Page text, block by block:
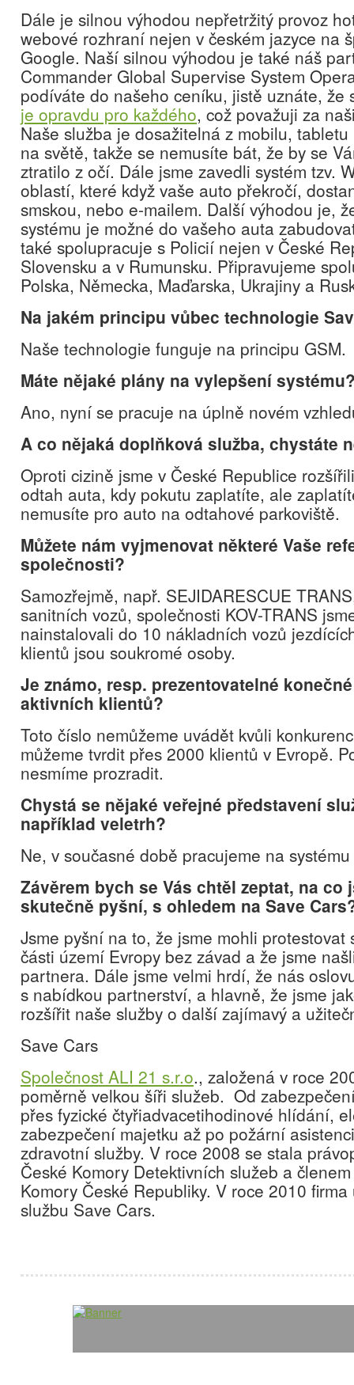
Dále je silnou výhodou nepřetržitý provoz
webové rozhraní nejen v českém jazyce na
Google. Naší silnou výhodou je také náš
Commander Global Supervise System
podíváte do našeho ceníku, jistě uznáte, že
je opravdu pro každého, což považuji za
Naše služba je dosažitelná z mobilu,
na světě, takže se nemusíte bát, že by se
ztratilo z očí. Dále jsme zavedli systém tzv.
oblastí, které když vaše auto překročí,
smskou, nebo e-mailem. Další výhodou je,
systému je možné do vašeho auta
také spolupracuje s Policií nejen v České
Slovensku a v Rumunsku. Připravujeme
Polska, Německa, Maďarska, Ukrajiny a
Na jakém principu vůbec technologie
Naše technologie funguje na principu GSM.
Máte nějaké plány na vylepšení
Ano, nyní se pracuje na úplně novém
A co nějaká doplňková služba, chystáte
Oproti cizině jsme v České Republice
odtah auta, kdy pokutu zaplatíte, ale
nemusíte pro auto na odtahové parkoviště.
Můžete nám vyjmenovat některé Vaše
společnosti?
Samozřejmě, např. SEJIDARESCUE
sanitních vozů, společnosti KOV-TRANS
nainstalovali do 10 nákladních vozů
klientů jsou soukromé osoby.
Je známo, resp. prezentovatelné
aktivních klientů?
Toto číslo nemůžeme uvádět kvůli
můžeme tvrdit přes 2000 klientů v Evropě.
nesmíme prozradit.
Chystá se nějaké veřejné představení
například veletrh?
Ne, v současné době pracujeme na
Závěrem bych se Vás chtěl zeptat, na co
skutečně pyšní, s ohledem na Save
Jsme pyšní na to, že jsme mohli protestovat
části území Evropy bez závad a že jsme
partnera. Dále jsme velmi hrdí, že nás
s nabídkou partnerství, a hlavně, že jsme
rozšířit naše služby o další zajímavý a
Save Cars
Společnost ALI 21 s.r.o., založená v roce
poměrně velkou šíři služeb. Od
přes fyzické čtyřiadvacetihodinové hlídání,
zabezpečení majetku až po požární
zdravotní služby. V roce 2008 se stala
České Komory Detektivních služeb a
Komory České Republiky. V roce 2010
službu Save Cars.